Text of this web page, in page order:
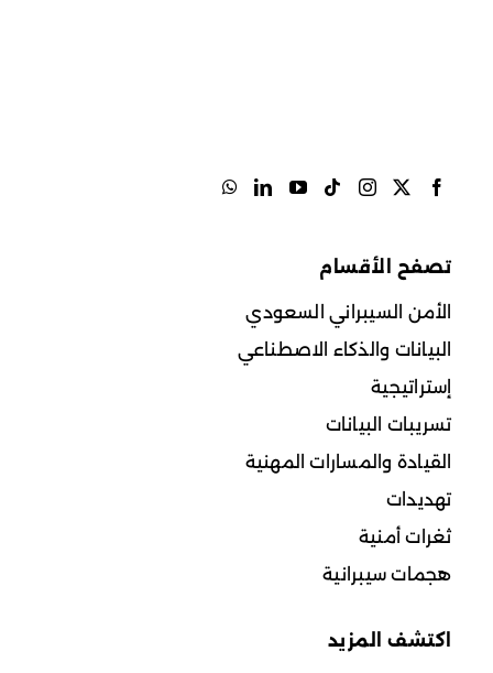
تصفح الأقسام
الأمن السيبراني السعودي
البيانات والذكاء الاصطناعي
إستراتيجية
تسريبات البيانات
القيادة والمسارات المهنية
تهديدات
ثغرات أمنية
هجمات سيبرانية
اكتشف المزيد